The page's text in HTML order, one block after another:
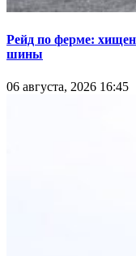
Рейд по ферме:
шины
06 августа, 2026 16:45